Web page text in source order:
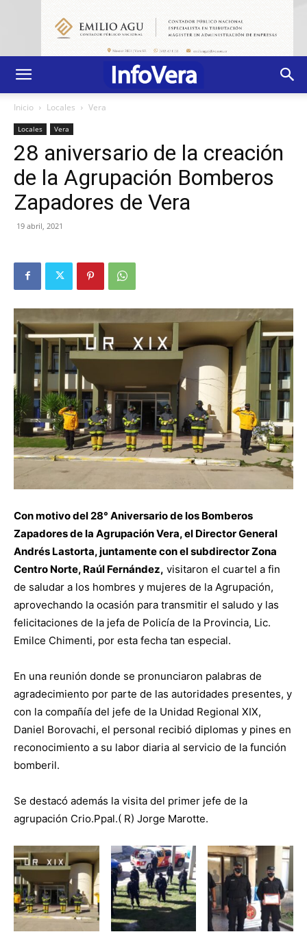
Inicio Locales Vera
Locales Vera
28 aniversario de la creación
de la Agrupación Bomberos
Zapadores de Vera
19 abril, 2021
Con motivo del 28° Aniversario de los Bomberos
Zapadores de la Agrupación Vera, el Director General
Andrés Lastorta, juntamente con el subdirector Zona
Centro Norte, Raúl Fernández, visitaron el cuartel a fin
de saludar a los hombres y mujeres de la Agrupación,
aprovechando la ocasión para transmitir el saludo y las
felicitaciones de la jefa de Policía de la Provincia, Lic.
Emilce Chimenti, por esta fecha tan especial.
En una reunión donde se pronunciaron palabras de
agradecimiento por parte de las autoridades presentes, y
con la compañía del jefe de la Unidad Regional XIX,
Daniel Borovachi, el personal recibió diplomas y pines en
reconocimiento a su labor diaria al servicio de la función
bomberil.
Se destacó además la visita del primer jefe de la
agrupación Crio.Ppal.( R) Jorge Marotte.